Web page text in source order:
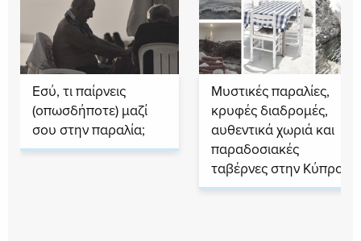
Εσύ, τι παίρνεις
(οπωσδήποτε) μαζί
σου στην παραλία;
Μυστικές παραλίες,
κρυφές διαδρομές,
αυθεντικά χωριά και
παραδοσιακές
ταβέρνες στην Κύπρο